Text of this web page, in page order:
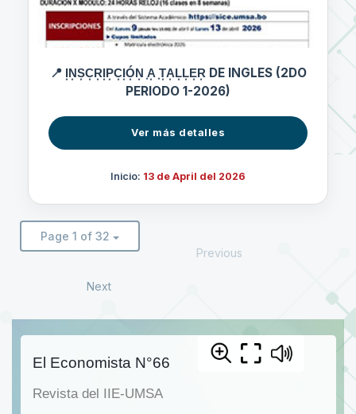
📍 I͙N͙S͙C͙R͙I͙P͙C͙I͙Ó͙N͙ ͙A͙ ͙T͙A͙L͙L͙E͙R͙ DE INGLES (2DO
PERIODO 1-2026)
Ver más detalles
Inicio: 13 de April del 2026
Page 1 of 32
Previous
Next